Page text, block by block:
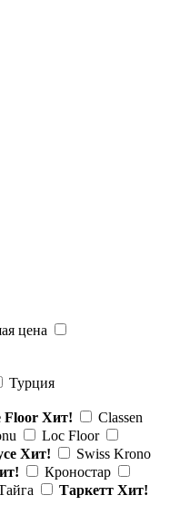
цена
Турция
Floor Хит!
Classen
Loc Floor
Хит!
Swiss Krono
Кроностар
Таркетт Хит!